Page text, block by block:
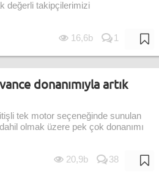
değerli takipçilerimizi
16,6b 1
donanımıyla artık
tek motor seçeneğinde sunulan
olmak üzere pek çok donanımı
20,9b 38